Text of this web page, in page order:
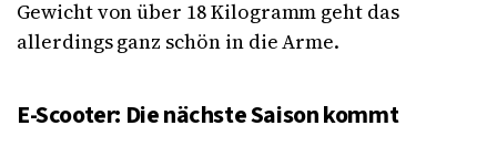
Gewicht von über 18 Kilogramm geht das
allerdings ganz schön in die Arme.
E-Scooter: Die nächste Saison kommt